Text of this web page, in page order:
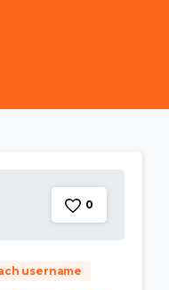
0
username